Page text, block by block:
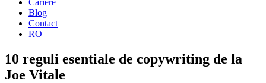
Cariere
Blog
Contact
RO
10 reguli esentiale de copywriting de la
Joe Vitale